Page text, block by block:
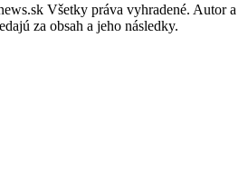
Všetky práva vyhradené. Autor a
za obsah a jeho následky.